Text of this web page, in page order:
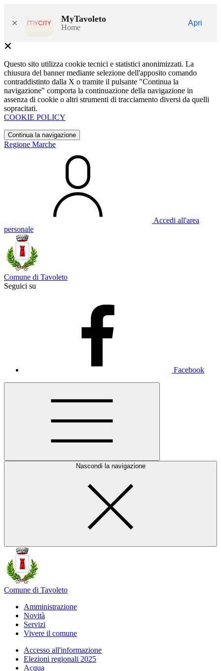
× MyTavoleto
Home
Apri
Questo sito utilizza cookie tecnici e statistici anonimizzati. La
chiusura del banner mediante selezione dell'apposito comando
contraddistinto dalla X o tramite il pulsante "Continua la
navigazione" comporta la continuazione della navigazione in
assenza di cookie o altri strumenti di tracciamento diversi da quelli
sopracitati.
COOKIE POLICY
Continua la navigazione
Regione Marche
Accedi all'area
personale
Comune di Tavoleto
Seguici su
Facebook
Nascondi la navigazione
Comune di Tavoleto
Amministrazione
Novità
Servizi
Vivere il comune
Accesso all'informazione
Elezioni regionali 2025
Acqua